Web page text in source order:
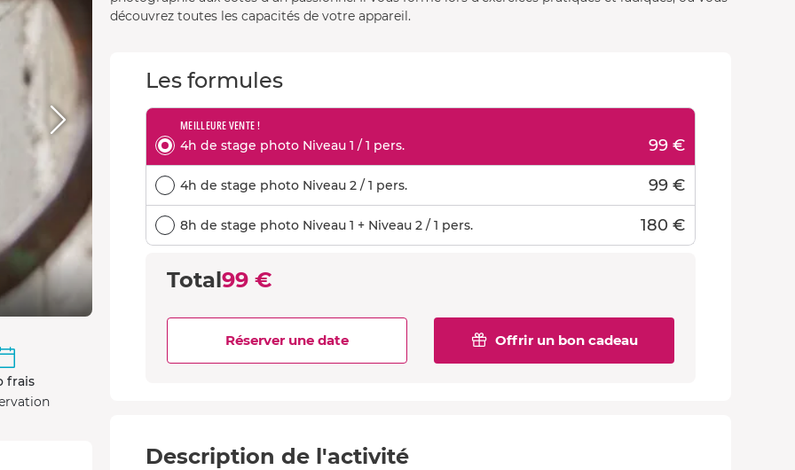
découvrez toutes les capacités de votre appareil.
Les formules
MEILLEURE VENTE !
4h de stage photo Niveau 1 / 1 pers. 99 €
4h de stage photo Niveau 2 / 1 pers. 99 €
8h de stage photo Niveau 1 + Niveau 2 / 1 pers. 180 €
Total99 €
Offrir un bon cadeau
Réserver une date
Description de l'activité
frais